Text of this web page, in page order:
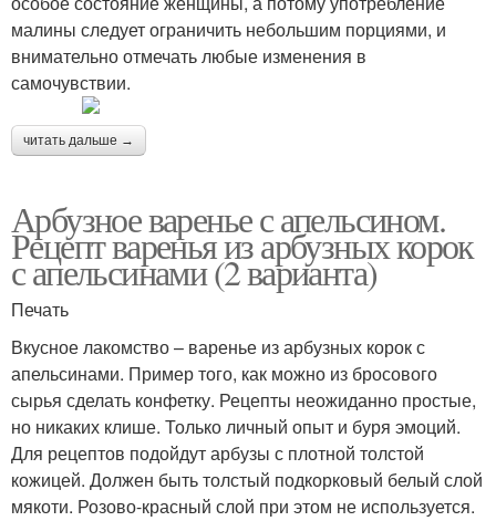
малины следует ограничить небольшим порциями, и
внимательно отмечать любые изменения в
самочувствии.
читать дальше →
Арбузное варенье с апельсином.
Рецепт варенья из арбузных корок
с апельсинами (2 варианта)
Печать
Вкусное лакомство – варенье из арбузных корок с
апельсинами. Пример того, как можно из бросового
сырья сделать конфетку. Рецепты неожиданно простые,
но никаких клише. Только личный опыт и буря эмоций.
Для рецептов подойдут арбузы с плотной толстой
кожицей. Должен быть толстый подкорковый белый слой
мякоти. Розово-красный слой при этом не используется.